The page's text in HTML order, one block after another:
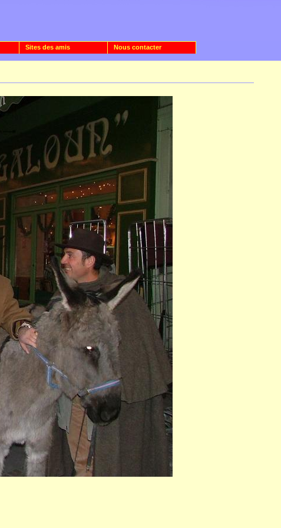
Sites des amis
Nous contacter